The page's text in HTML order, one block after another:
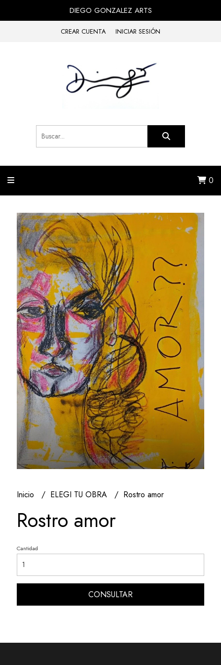
DIEGO GONZALEZ ARTS
CREAR CUENTA INICIAR SESIÓN
0
Inicio ELEGI TU OBRA Rostro amor
Rostro amor
Cantidad
CONSULTAR